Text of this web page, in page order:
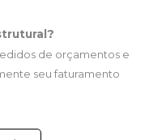
de orçamentos e
seu faturamento